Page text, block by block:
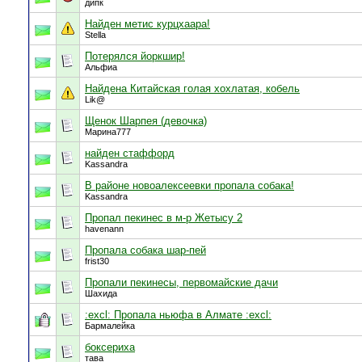
дипк
Найден метис курцхаара!
Stella
Потерялся йоркшир!
Альфиа
Найдена Китайская голая хохлатая, кобель
Lik@
Щенок Шарпея (девочка)
Марина777
найден стаффорд
Kassandra
В районе новоалексеевки пропала собака!
Kassandra
Пропал пекинес в м-р Жетысу 2
havenann
Пропала собака шар-пей
frist30
Пропали пекинесы, первомайские дачи
Шахида
:excl: Пропала ньюфа в Алмате :excl:
Бармалейка
боксериха
тава